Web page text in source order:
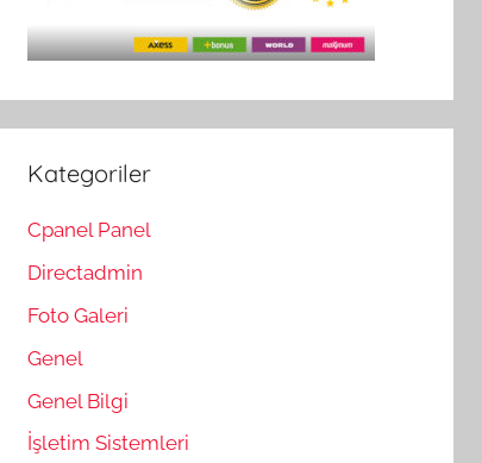
Kategoriler
Cpanel Panel
Directadmin
Foto Galeri
Genel
Genel Bilgi
İşletim Sistemleri